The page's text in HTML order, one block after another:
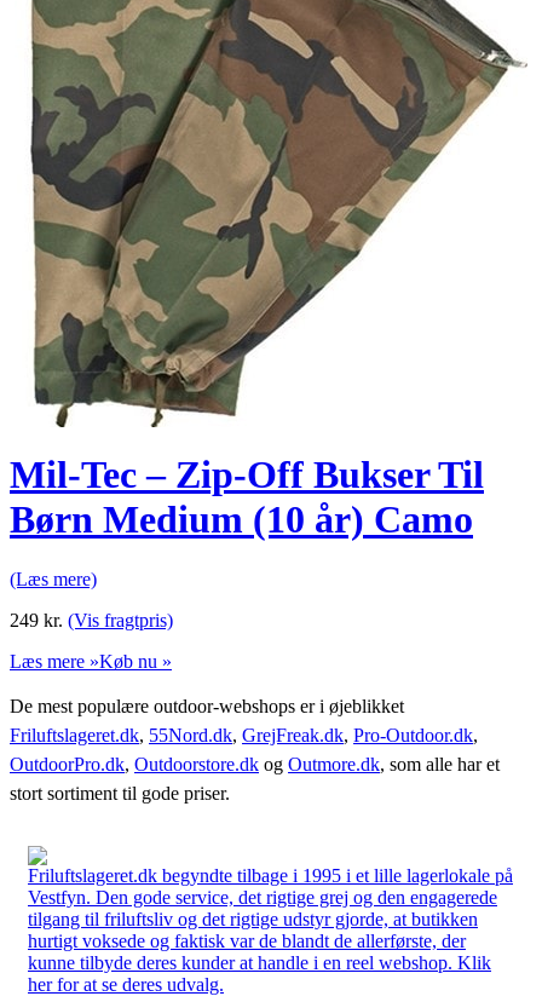
Mil-Tec – Zip-Off Bukser Til
Børn Medium (10 år) Camo
(Læs mere)
249 kr. (Vis fragtpris)
Læs mere »Køb nu »
De mest populære outdoor-webshops er i øjeblikket
Friluftslageret.dk, 55Nord.dk, GrejFreak.dk, Pro-Outdoor.dk,
OutdoorPro.dk, Outdoorstore.dk og Outmore.dk, som alle har et
stort sortiment til gode priser.
Friluftslageret.dk begyndte tilbage i 1995 i et lille lagerlokale på
Vestfyn. Den gode service, det rigtige grej og den engagerede
tilgang til friluftsliv og det rigtige udstyr gjorde, at butikken
hurtigt voksede og faktisk var de blandt de allerførste, der
kunne tilbyde deres kunder at handle i en reel webshop. Klik
her for at se deres udvalg.